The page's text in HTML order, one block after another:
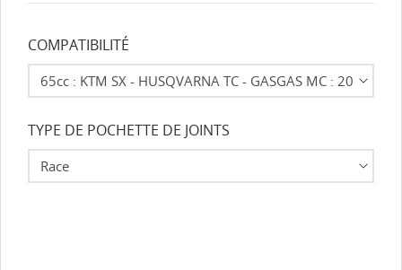
COMPATIBILITÉ
TYPE DE POCHETTE DE JOINTS